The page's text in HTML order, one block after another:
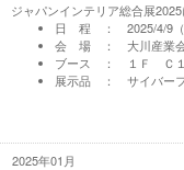
ジャパンインテリア総合展2025
日 程 ： 2025/4/9（
会 場 ： 大川産業
ブース ： １Ｆ Ｃ１
展示品 ： サイバー
2025年01月